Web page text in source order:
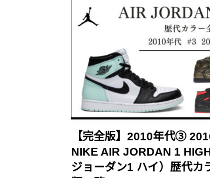
【完全版】2010年代③
NIKE AIR JORDAN 1
ジョーダン1 ハイ）歴代カ